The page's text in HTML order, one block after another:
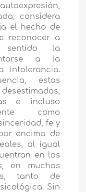
considera
el hecho de
reconocer a
la
a la
intolerancia.
estas
e incluso
como
fe y
encima de
al igual
en los
en muchas
tanto de
Sin